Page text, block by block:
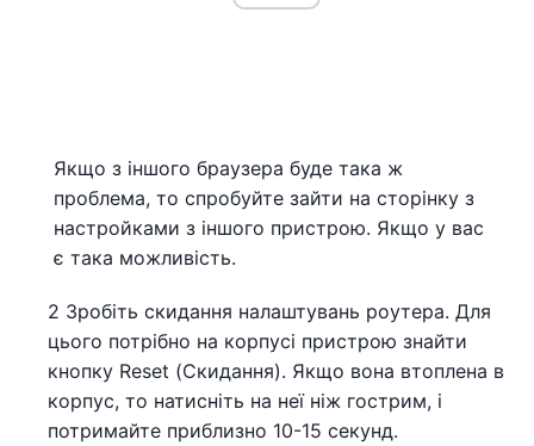
Якщо з іншого браузера буде така ж
проблема, то спробуйте зайти на сторінку з
настройками з іншого пристрою. Якщо у вас
є така можливість.
2 Зробіть скидання налаштувань роутера. Для
цього потрібно на корпусі пристрою знайти
кнопку Reset (Скидання). Якщо вона втоплена в
корпус, то натисніть на неї ніж гострим, і
потримайте приблизно 10-15 секунд.